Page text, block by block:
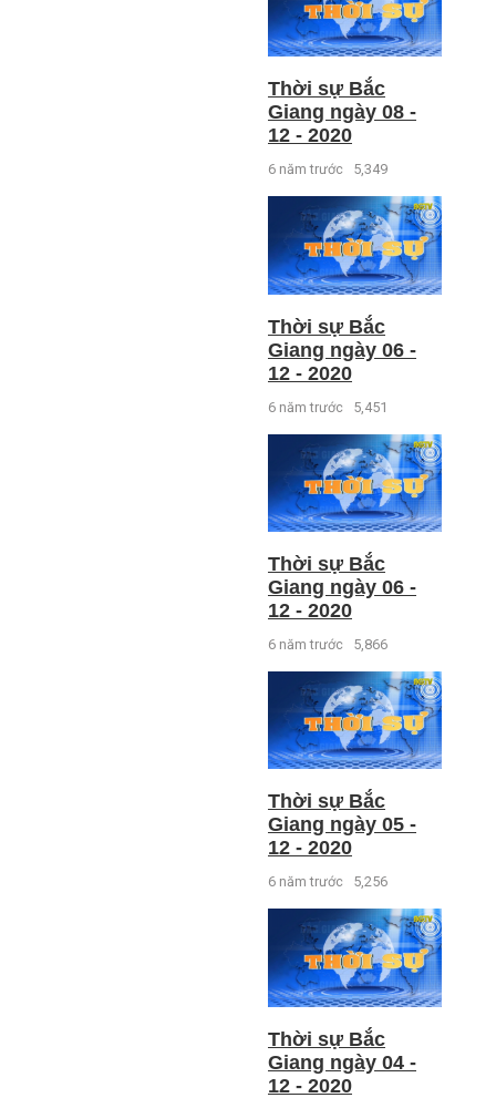
Thời sự Bắc
Giang ngày 08 -
12 - 2020
6 năm trước 5,349
Thời sự Bắc
Giang ngày 06 -
12 - 2020
6 năm trước 5,451
Thời sự Bắc
Giang ngày 06 -
12 - 2020
6 năm trước 5,866
Thời sự Bắc
Giang ngày 05 -
12 - 2020
6 năm trước 5,256
Thời sự Bắc
Giang ngày 04 -
12 - 2020